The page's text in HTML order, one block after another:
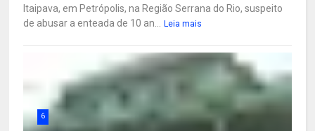
Itaipava, em Petrópolis, na Região Serrana do Rio, suspeito
de abusar a enteada de 10 an...
Leia mais
6